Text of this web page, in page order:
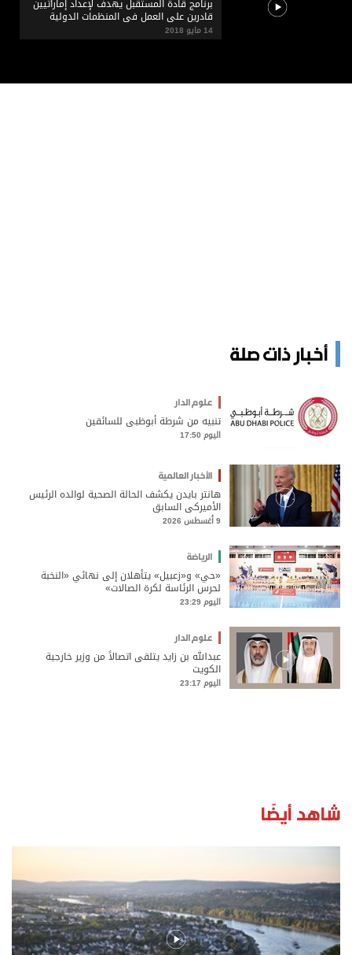
برنامج قادة المستقبل يهدف لإعداد إماراتيين
قادرين على العمل في المنظمات الدولية
14 مايو 2018
أخبار ذات صلة
علوم الدار
تنبيه من شرطة أبوظبي للسائقين
اليوم 17:50
الأخبار العالمية
هانتر بايدن يكشف الحالة الصحية لوالده الرئيس
الأميركي السابق
9 أغسطس 2026
الرياضة
«حي» و«زعبيل» يتأهلان إلى نهائي «النخبة
لحرس الرئاسة لكرة الصالات»
اليوم 23:29
علوم الدار
عبدالله بن زايد يتلقى اتصالاً من وزير خارجية
الكويت
اليوم 23:17
شاهد أيضًا